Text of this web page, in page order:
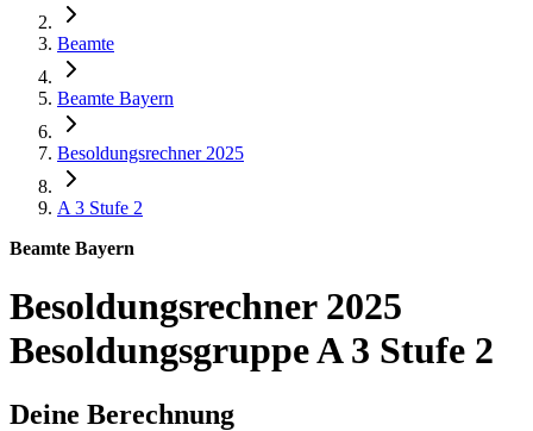
Beamte
Beamte Bayern
Besoldungsrechner 2025
A 3 Stufe 2
Beamte Bayern
Besoldungsrechner 2025
Besoldungsgruppe A 3 Stufe 2
Deine Berechnung